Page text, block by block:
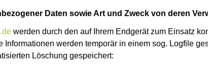
Daten sowie Art und Zweck von deren
werden durch den auf Ihrem Endgerät zum Einsatz
werden temporär in einem sog. Logfile
Löschung gespeichert: